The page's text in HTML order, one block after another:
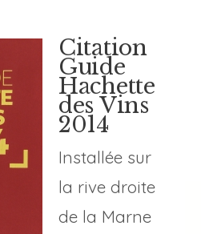
Citation
Guide
Hachette
des Vins
2014
Installée sur
la rive droite
de la Marne